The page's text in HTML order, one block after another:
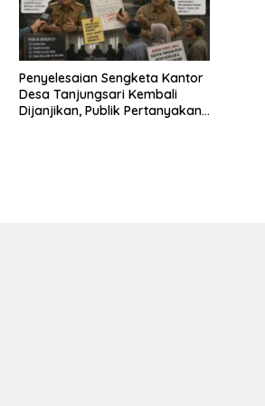
Penyelesaian Sengketa Kantor
Desa Tanjungsari Kembali
Dijanjikan, Publik Pertanyakan